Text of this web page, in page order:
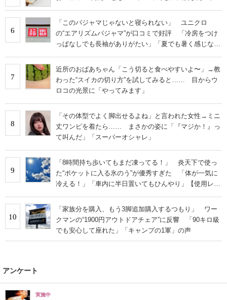
6
「このパジャマじゃないと寝られない」 ユニクロ
の“エアリズムパジャマ”が口コミで好評 「冷房をつけ
っぱなしでも長袖がありがたい」「夏でも暑く感じな
7
近所のおばあちゃん「こう切ると食べやすいよ〜」→教
わった“スイカの切り方”を試してみると…… 目からウ
ロコの光景に「やってみます」
8
「その体型でよく脚出せるよね」と言われた女性→ミニ
丈ワンピを着たら…… まさかの姿に「『マジか！』っ
て叫んだ」「スーパーオシャレ」
9
「8時間持ち歩いてもまだ凍ってる！」 炎天下で使っ
た“ポケットに入る氷のう”が優秀すぎた 「体が一気に
冷える！」「車内に半日置いてもひんやり」【使用レビ
10
「家族分を購入、もう3脚追加購入するつもり」 ワー
クマンの“1900円アウトドアチェア”に反響 「90キロ級
でも安心して座れた」「キャンプの1軍」の声
アンケート
実施中